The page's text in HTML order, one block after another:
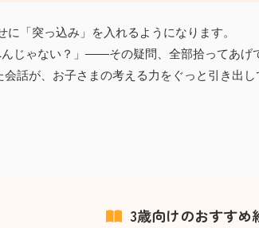
「突っ込み」を入れるようになります。
んじゃない？」——その疑問、全部拾ってあげ
会話が、お子さまの考える力をぐっと引き出し
3歳向けのおすすめ